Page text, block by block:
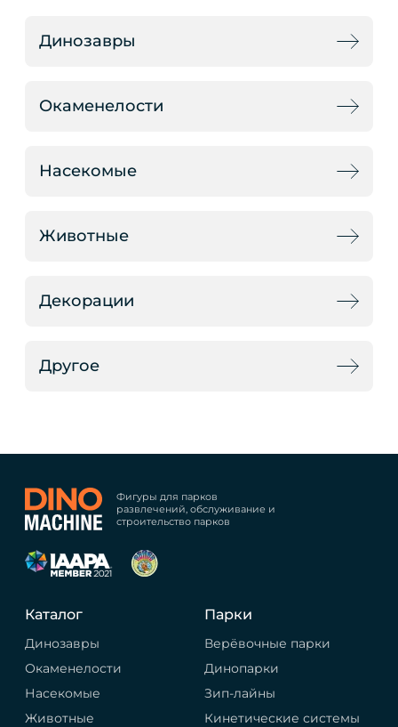
Динозавры
Окаменелости
Насекомые
Животные
Декорации
Другое
Фигуры для парков
развлечений, обслуживание и
строительство парков
Каталог
Динозавры
Окаменелости
Насекомые
Животные
Парки
Верёвочные парки
Динопарки
Зип-лайны
Кинетические системы